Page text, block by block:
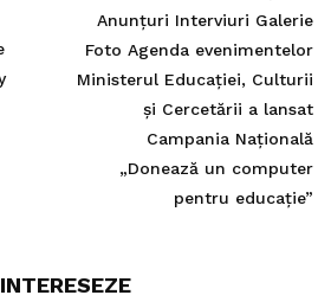
Anunțuri Interviuri Galerie
Foto Agenda evenimentelor
Ministerul Educației, Culturii
și Cercetării a lansat
Campania Națională
„Donează un computer
pentru educație”